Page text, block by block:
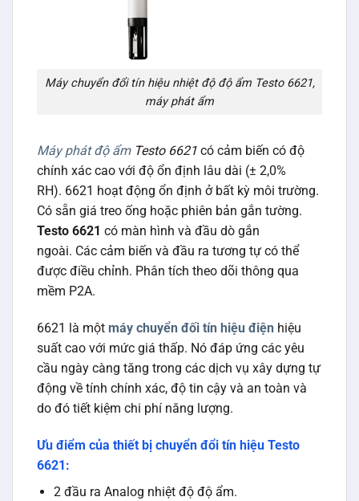
Máy chuyển đổi tín hiệu nhiệt độ độ ẩm Testo 6621,
máy phát ẩm
Máy phát độ ẩmTesto 6621 có cảm biến có độ
chính xác cao với độ ổn định lâu dài (± 2,0%
RH). 6621 hoạt động ổn định ở bất kỳ môi trường.
Có sẵn giá treo ống hoặc phiên bản gắn tường.
Testo 6621 có màn hình và đầu dò gắn
ngoài. Các cảm biến và đầu ra tương tự có thể
được điều chỉnh. Phân tích theo dõi thông qua
mềm P2A.
6621 là một máy chuyển đối tín hiệu điện hiệu
suất cao với mức giá thấp. Nó đáp ứng các yêu
cầu ngày càng tăng trong các dịch vụ xây dựng tự
động về tính chính xác, độ tin cậy và an toàn và
do đó tiết kiệm chi phí năng lượng.
Ưu điểm của thiết bị chuyển đổi tín hiệu Testo
6621:
2 đầu ra Analog nhiệt độ độ ẩm.